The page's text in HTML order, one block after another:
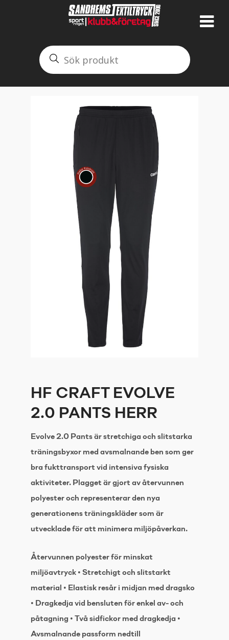
HF CRAFT EVOLVE
2.0 PANTS HERR
Evolve 2.0 Pants är stretchiga och slitstarka
träningsbyxor med avsmalnande ben som ger
bra fukttransport vid intensiva fysiska
aktiviteter. Plagget är gjort av återvunnen
polyester och representerar den nya
generationens träningskläder som är
utvecklade för att minimera miljöpåverkan.
Återvunnen polyester för minskat
miljöavtryck • Stretchigt och slitstarkt
material • Elastisk resår i midjan med dragsko
• Dragkedja vid bensluten för enkel av- och
påtagning • Två sidfickor med dragkedja •
Avsmalnande passform nedtill